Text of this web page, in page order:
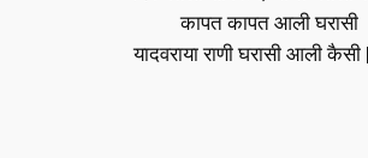
कापत कापत आली घरासी
यादवराया राणी घरासी आली